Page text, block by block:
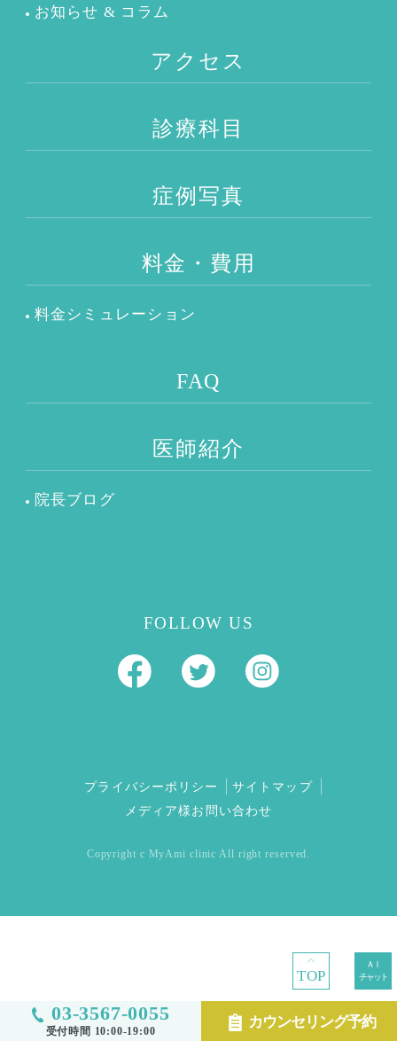
TOP
03-3567-0055
受付時間 10:00-19:00
カウンセリング予約
お知らせ & コラム
アクセス
診療科目
症例写真
料金・費用
料金シミュレーション
FAQ
医師紹介
院長ブログ
FOLLOW US
プライバシーポリシー
サイトマップ
メディア様お問い合わせ
Copyright c MyAmi clinic All right reserved.